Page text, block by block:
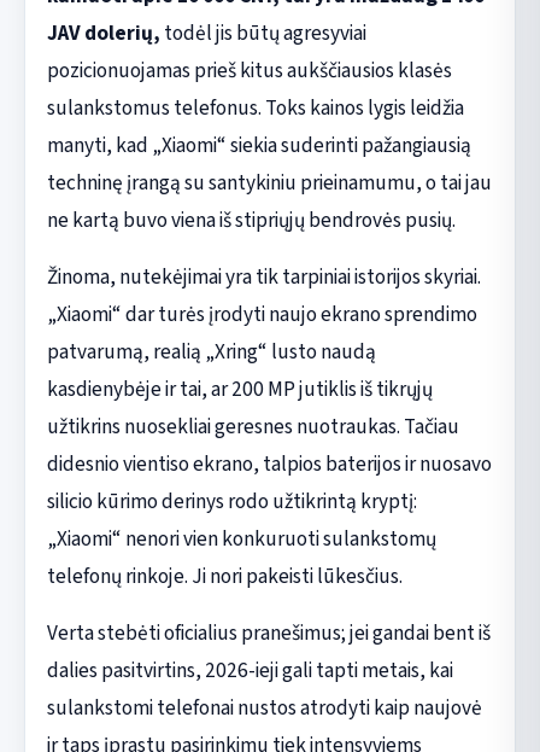
JAV dolerių, todėl jis būtų agresyviai
pozicionuojamas prieš kitus aukščiausios klasės
sulankstomus telefonus. Toks kainos lygis leidžia
manyti, kad „Xiaomi“ siekia suderinti pažangiausią
techninę įrangą su santykiniu prieinamumu, o tai jau
ne kartą buvo viena iš stipriųjų bendrovės pusių.
Žinoma, nutekėjimai yra tik tarpiniai istorijos skyriai.
„Xiaomi“ dar turės įrodyti naujo ekrano sprendimo
patvarumą, realią „Xring“ lusto naudą
kasdienybėje ir tai, ar 200 MP jutiklis iš tikrųjų
užtikrins nuosekliai geresnes nuotraukas. Tačiau
didesnio vientiso ekrano, talpios baterijos ir nuosavo
silicio kūrimo derinys rodo užtikrintą kryptį:
„Xiaomi“ nenori vien konkuruoti sulankstomų
telefonų rinkoje. Ji nori pakeisti lūkesčius.
Verta stebėti oficialius pranešimus; jei gandai bent iš
dalies pasitvirtins, 2026-ieji gali tapti metais, kai
sulankstomi telefonai nustos atrodyti kaip naujovė
ir taps įprastu pasirinkimu tiek intensyviems